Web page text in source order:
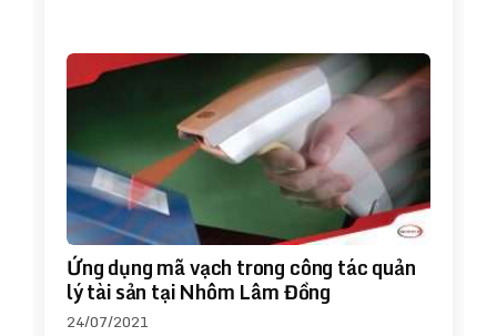
Ứng dụng mã vạch trong công tác quản
lý tài sản tại Nhôm Lâm Đồng
24/07/2021